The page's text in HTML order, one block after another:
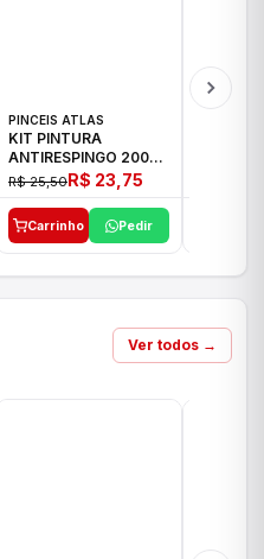
PINCEIS ATLAS
KIT PINTURA
ANTIRESPINGO 2003
ATLAS 03 PCS
R$ 25,50R$ 23,75
Carrinho Pedir
Ver todos →